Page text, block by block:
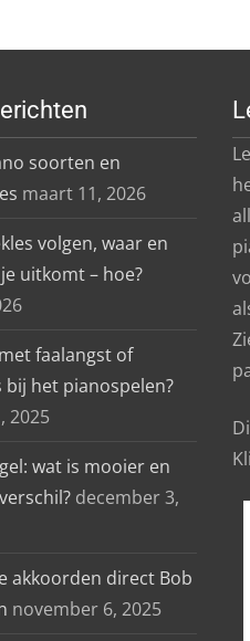
soorten en
maart 11, 2026
volgen, waar en
uitkomt – hoe?
faalangst of
het pianospelen?
2025
wat is mooier en
december 3,
akkoorden direct Bob
november 6, 2025